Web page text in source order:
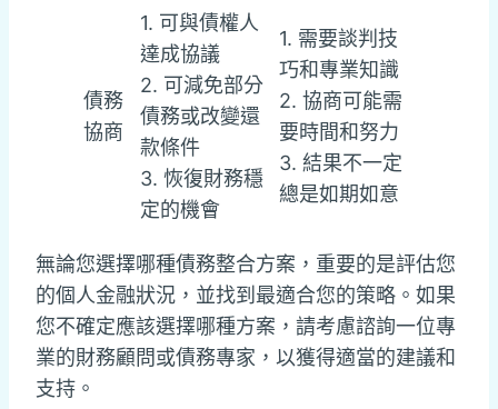
債務
協商
1. 可與債權人
達成協議
2. 可減免部分
債務或改變還
款條件
3. 恢復財務穩
定的機會
1. 需要談判技
巧和專業知識
2. 協商可能需
要時間和努力
3. 結果不一定
總是如期如意
無論您選擇哪種債務整合方案，重要的是評估您
的個人金融狀況，並找到最適合您的策略。如果
您不確定應該選擇哪種方案，請考慮諮詢一位專
業的財務顧問或債務專家，以獲得適當的建議和
支持。